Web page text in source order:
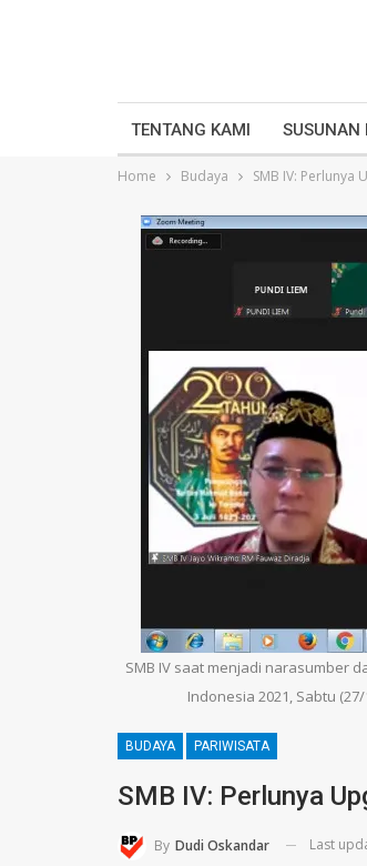
TENTANG KAMI SUSUNAN
Home Budaya SMB IV:
SMB IV saat menjadi narasumber
Indonesia 2021, Sabtu
BUDAYA PARIWISATA
SMB IV: Perlunya
By Dudi Oskandar Last